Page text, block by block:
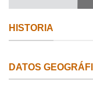
HISTORIA
DATOS